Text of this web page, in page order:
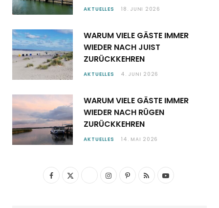
AKTUELLES 18. JUNI 2026
WARUM VIELE GÄSTE IMMER
WIEDER NACH JUIST
ZURÜCKKEHREN
AKTUELLES 4. JUNI 2026
WARUM VIELE GÄSTE IMMER
WIEDER NACH RÜGEN
ZURÜCKKEHREN
AKTUELLES 14. MAI 2026
F
X
I
P
R
Y